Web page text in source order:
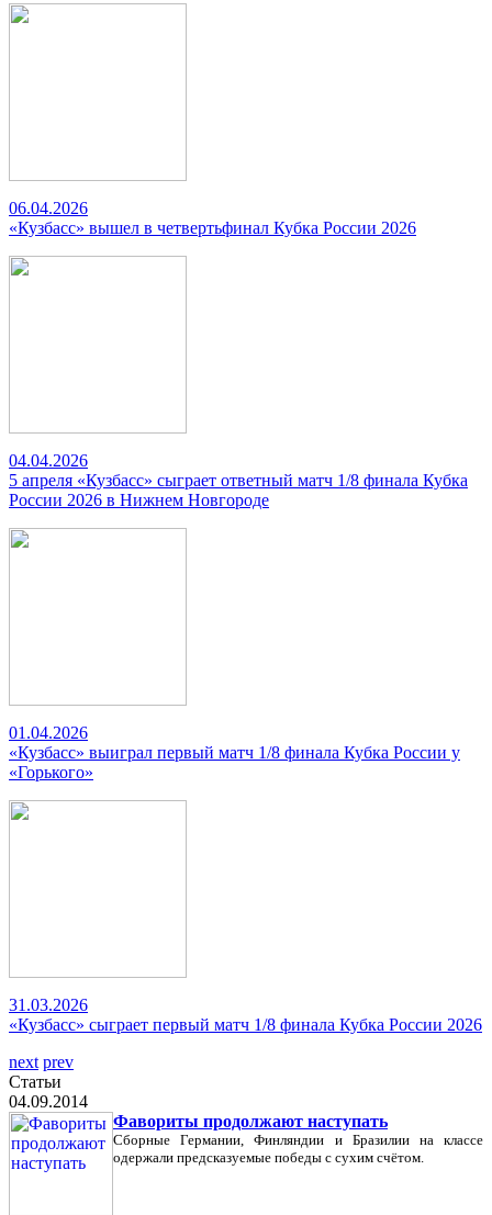
06.04.2026
«Кузбасс» вышел в четвертьфинал Кубка России 2026
04.04.2026
5 апреля «Кузбасс» сыграет ответный матч 1/8 финала Кубка
России 2026 в Нижнем Новгороде
01.04.2026
«Кузбасс» выиграл первый матч 1/8 финала Кубка России у
«Горького»
31.03.2026
«Кузбасс» сыграет первый матч 1/8 финала Кубка России 2026
next prev
Статьи
04.09.2014
Фавориты продолжают наступать
Сборные Германии, Финляндии и Бразилии на классе
одержали предсказуемые победы с сухим счётом.